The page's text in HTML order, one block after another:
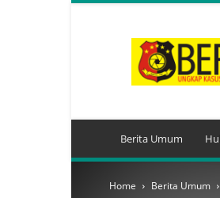
Berita Umum
Home Berita Umum